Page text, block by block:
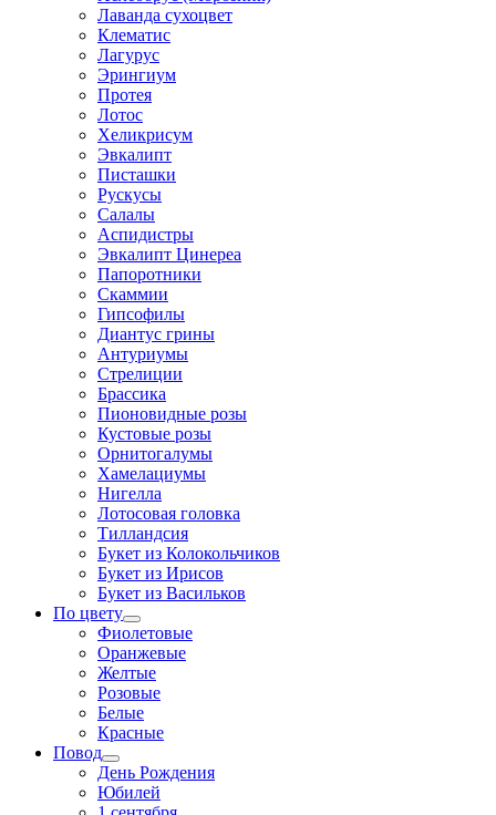
Лаванда сухоцвет
Клематис
Лагурус
Эрингиум
Протея
Лотос
Хеликрисум
Эвкалипт
Писташки
Рускусы
Салалы
Аспидистры
Эвкалипт Цинереа
Папоротники
Скаммии
Гипсофилы
Диантус грины
Антуриумы
Стрелиции
Брассика
Пионовидные розы
Кустовые розы
Орнитогалумы
Хамелациумы
Нигелла
Лотосовая головка
Тилландсия
Букет из Колокольчиков
Букет из Ирисов
Букет из Васильков
По цвету
Фиолетовые
Оранжевые
Желтые
Розовые
Белые
Красные
Повод
День Рождения
Юбилей